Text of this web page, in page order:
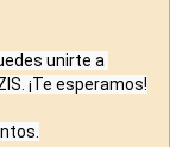
unirte a
¡Te esperamos!